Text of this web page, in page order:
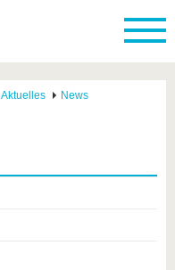
Aktuelles News